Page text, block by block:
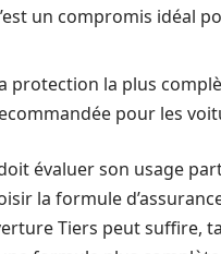
un compromis idéal
protection la plus
pour les
évaluer son usage
la formule
Tiers peut suffire,